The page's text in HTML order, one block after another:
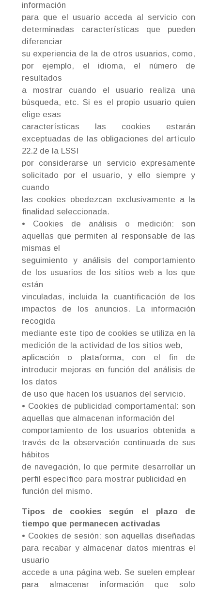
información
para que el usuario acceda al servicio con
determinadas características que pueden
diferenciar
su experiencia de la de otros usuarios, como,
por ejemplo, el idioma, el número de
resultados
a mostrar cuando el usuario realiza una
búsqueda, etc. Si es el propio usuario quien
elige esas
características las cookies estarán
exceptuadas de las obligaciones del artículo
22.2 de la LSSI
por considerarse un servicio expresamente
solicitado por el usuario, y ello siempre y
cuando
las cookies obedezcan exclusivamente a la
finalidad seleccionada.
• Cookies de análisis o medición: son
aquellas que permiten al responsable de las
mismas el
seguimiento y análisis del comportamiento
de los usuarios de los sitios web a los que
están
vinculadas, incluida la cuantificación de los
impactos de los anuncios. La información
recogida
mediante este tipo de cookies se utiliza en la
medición de la actividad de los sitios web,
aplicación o plataforma, con el fin de
introducir mejoras en función del análisis de
los datos
de uso que hacen los usuarios del servicio.
• Cookies de publicidad comportamental: son
aquellas que almacenan información del
comportamiento de los usuarios obtenida a
través de la observación continuada de sus
hábitos
de navegación, lo que permite desarrollar un
perfil específico para mostrar publicidad en
función del mismo.
Tipos de cookies según el plazo de
tiempo que permanecen activadas
• Cookies de sesión: son aquellas diseñadas
para recabar y almacenar datos mientras el
usuario
accede a una página web. Se suelen emplear
para almacenar información que solo